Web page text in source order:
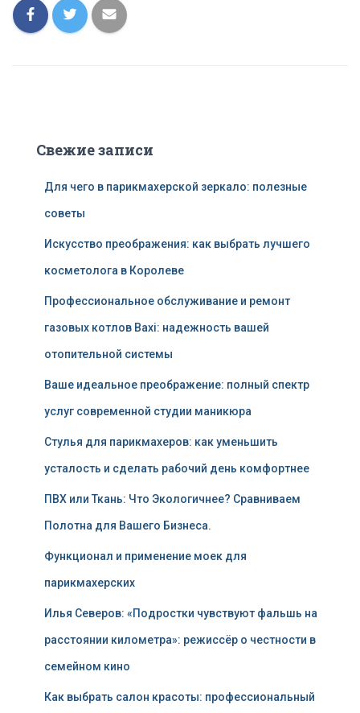
Свежие записи
Для чего в парикмахерской зеркало: полезные
советы
Искусство преображения: как выбрать лучшего
косметолога в Королеве
Профессиональное обслуживание и ремонт
газовых котлов Baxi: надежность вашей
отопительной системы
Ваше идеальное преображение: полный спектр
услуг современной студии маникюра
Стулья для парикмахеров: как уменьшить
усталость и сделать рабочий день комфортнее
ПВХ или Ткань: Что Экологичнее? Сравниваем
Полотна для Вашего Бизнеса.
Функционал и применение моек для
парикмахерских
Илья Северов: «Подростки чувствуют фальшь на
расстоянии километра»: режиссёр о честности в
семейном кино
Как выбрать салон красоты: профессиональный